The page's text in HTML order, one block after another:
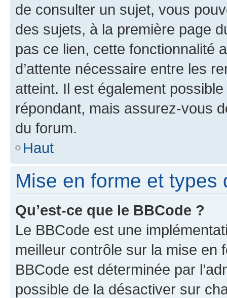
de consulter un sujet, vous
des sujets, à la première page
pas ce lien, cette fonctionnalité
d’attente nécessaire entre les
atteint. Il est également
répondant, mais assurez-vous
du forum.
Haut
Mise en forme et types
Qu’est-ce que le BBCode ?
Le BBCode est une
meilleur contrôle sur la mise en
BBCode est déterminée par
possible de la désactiver sur